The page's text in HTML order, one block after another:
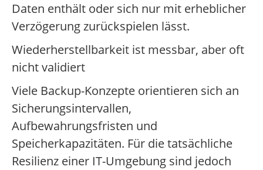
Daten enthält oder sich nur mit erheblicher
Verzögerung zurückspielen lässt.
Wiederherstellbarkeit ist messbar, aber oft
nicht validiert
Viele Backup-Konzepte orientieren sich an
Sicherungsintervallen,
Aufbewahrungsfristen und
Speicherkapazitäten. Für die tatsächliche
Resilienz einer IT-Umgebung sind jedoch